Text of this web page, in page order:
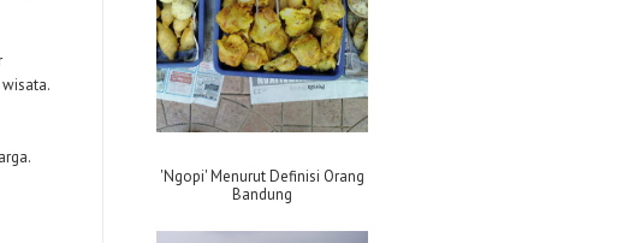
'Ngopi' Menurut Definisi Orang
Bandung